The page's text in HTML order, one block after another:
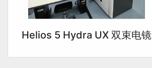
Helios 5 Hydra UX 双束电镜